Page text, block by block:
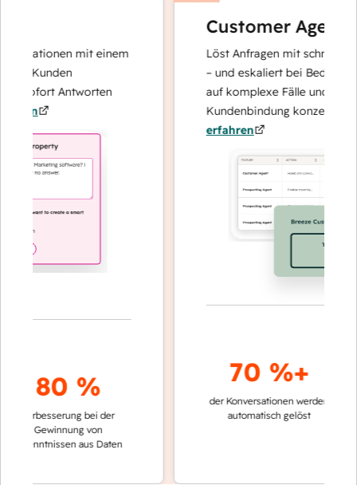
mit einem
Kunden
Antworten
80 %
bei der
Gewinnung von
aus Daten
Customer Agent
Löst Anfragen mit schnellen,
– und eskaliert bei Bedarf,
auf komplexe Fälle und den
Kundenbindung konzentrieren
erfahren
70 %+
der Konversationen werden
automatisch gelöst